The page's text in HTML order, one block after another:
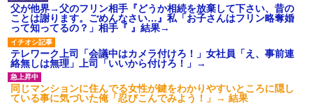
【悲報】佐藤輝明・・・２軍
でも盛大にやらかす←あまり悲
しませないでくれ
父が他界→父のフリン相手『どうか相続を放棄して下さい、昔の
ことは謝ります。ごめんなさい…』私「お子さんはフリン略奪婚
って知ってるの？」相手『 』結果→
テレワーク上司「会議中はカメラ付けろ！」女社員「え、事前連
絡無しは無理」上司「いいから付けろ！」→
同じマンションに住んでる女性が鍵をわかりやすいところに隠し
ている事に気づいた俺「忍びこんでみよう！」→ 結果